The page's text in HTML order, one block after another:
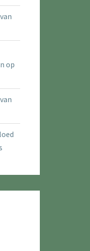
op